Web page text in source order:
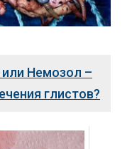
или Немозол –
глистов?